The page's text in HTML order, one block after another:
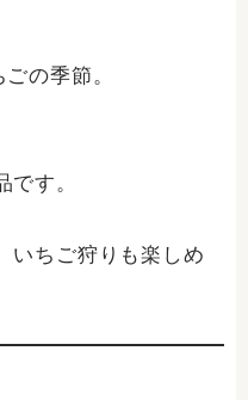
の季節。
す。
いちご狩りも楽しめ